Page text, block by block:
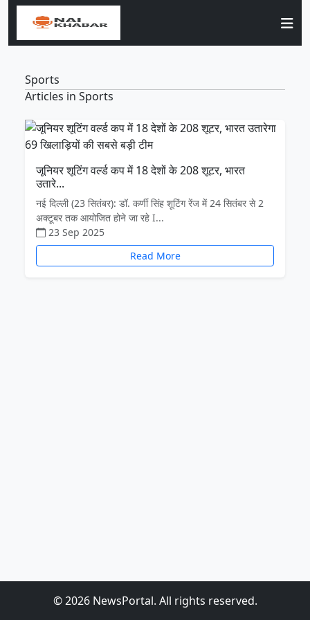
Sports
Articles in Sports
जूनियर शूटिंग वर्ल्ड कप में 18 देशों के 208 शूटर, भारत
उतारे...
नई दिल्ली (23 सितंबर): डॉ. कर्णी सिंह शूटिंग रेंज में 24 सितंबर से 2
अक्टूबर तक आयोजित होने जा रहे I...
23 Sep 2025
Read More
© 2026 NewsPortal. All rights reserved.